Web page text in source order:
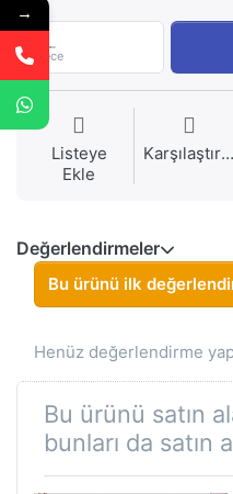
Piece
Listeye
Ekle
Karşılaştırma
Değerlendirmeler
Bu ürünü ilk
Henüz değerlendirme
Bu ürünü satın
bunları da satın
→